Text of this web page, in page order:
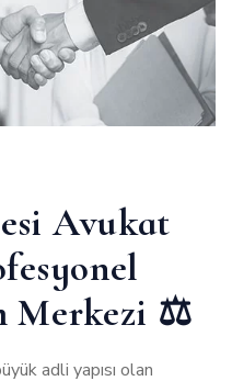
Avukat
Merkezi ⚖️
adli yapısı olan